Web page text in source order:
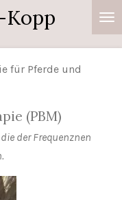
für Pferde und
(PBM)
der Frequenznen